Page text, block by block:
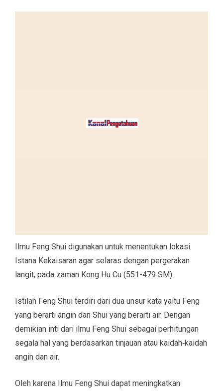
Ilmu Feng Shui digunakan untuk menentukan lokasi
Istana Kekaisaran agar selaras dengan pergerakan
langit, pada zaman Kong Hu Cu (551-479 SM).
Istilah Feng Shui terdiri dari dua unsur kata yaitu Feng
yang berarti angin dan Shui yang berarti air. Dengan
demikian inti dari ilmu Feng Shui sebagai perhitungan
segala hal yang berdasarkan tinjauan atau kaidah‐kaidah
angin dan air.
Oleh karena Ilmu Feng Shui dapat meningkatkan